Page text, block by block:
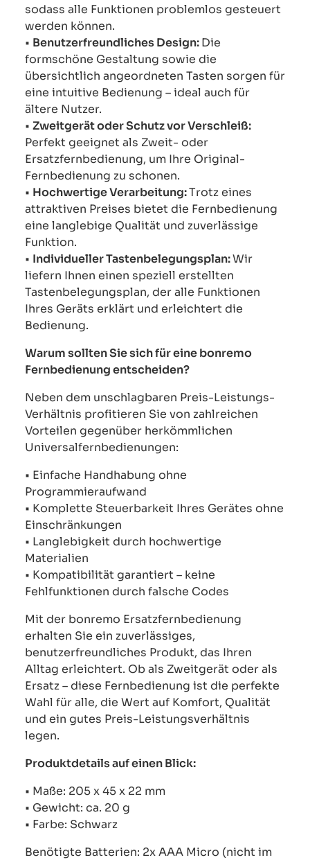
sodass alle Funktionen problemlos gesteuert
werden können.
• Benutzerfreundliches Design:Die
formschöne Gestaltung sowie die
übersichtlich angeordneten Tasten sorgen für
eine intuitive Bedienung – ideal auch für
ältere Nutzer.
• Zweitgerät oder Schutz vor Verschleiß:
Perfekt geeignet als Zweit- oder
Ersatzfernbedienung, um Ihre Original-
Fernbedienung zu schonen.
• Hochwertige Verarbeitung:Trotz eines
attraktiven Preises bietet die Fernbedienung
eine langlebige Qualität und zuverlässige
Funktion.
• Individueller Tastenbelegungsplan:Wir
liefern Ihnen einen speziell erstellten
Tastenbelegungsplan, der alle Funktionen
Ihres Geräts erklärt und erleichtert die
Bedienung.
Warum sollten Sie sich für eine bonremo
Fernbedienung entscheiden?
Neben dem unschlagbaren Preis-Leistungs-
Verhältnis profitieren Sie von zahlreichen
Vorteilen gegenüber herkömmlichen
Universalfernbedienungen:
• Einfache Handhabung ohne
Programmieraufwand
• Komplette Steuerbarkeit Ihres Gerätes ohne
Einschränkungen
• Langlebigkeit durch hochwertige
Materialien
• Kompatibilität garantiert – keine
Fehlfunktionen durch falsche Codes
Mit der bonremo Ersatzfernbedienung
erhalten Sie ein zuverlässiges,
benutzerfreundliches Produkt, das Ihren
Alltag erleichtert. Ob als Zweitgerät oder als
Ersatz – diese Fernbedienung ist die perfekte
Wahl für alle, die Wert auf Komfort, Qualität
und ein gutes Preis-Leistungsverhältnis
legen.
Produktdetails auf einen Blick:
• Maße: 205 x 45 x 22 mm
• Gewicht: ca. 20 g
• Farbe: Schwarz
Benötigte Batterien: 2x AAA Micro (nicht im